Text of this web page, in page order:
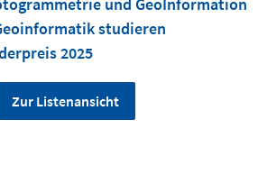
studieren
2025
Zur Listenansicht